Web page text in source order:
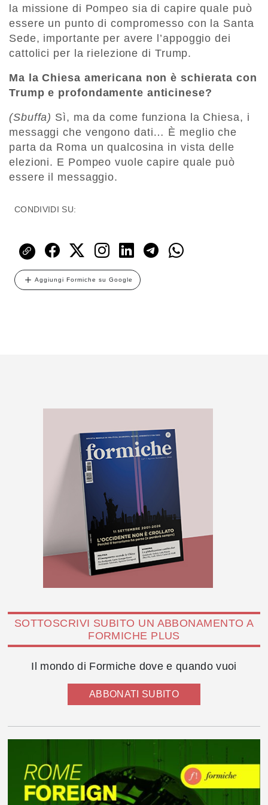
la missione di Pompeo sia di capire quale può
essere un punto di compromesso con la Santa
Sede, importante per avere l’appoggio dei
cattolici per la rielezione di Trump.
Ma la Chiesa americana non è schierata con
Trump e profondamente anticinese?
(Sbuffa) Sì, ma da come funziona la Chiesa, i
messaggi che vengono dati… È meglio che
parta da Roma un qualcosina in vista delle
elezioni. E Pompeo vuole capire quale può
essere il messaggio.
CONDIVIDI SU:
Aggiungi Formiche su Google
SOTTOSCRIVI SUBITO UN ABBONAMENTO A
FORMICHE PLUS
Il mondo di Formiche dove e quando vuoi
ABBONATI SUBITO